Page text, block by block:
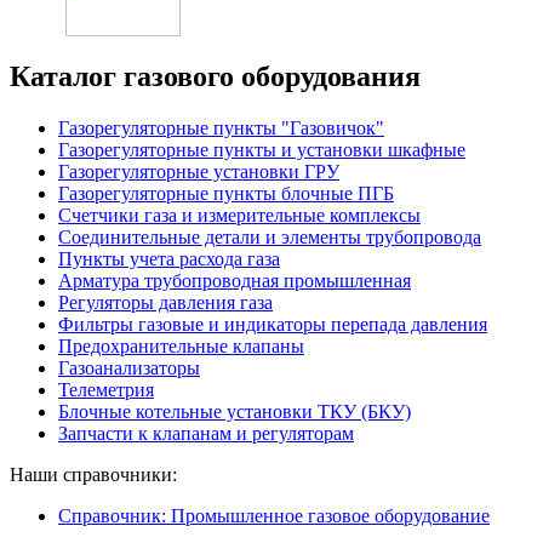
Каталог газового оборудования
Газорегуляторные пункты "Газовичок"
Газорегуляторные пункты и установки шкафные
Газорегуляторные установки ГРУ
Газорегуляторные пункты блочные ПГБ
Счетчики газа и измерительные комплексы
Соединительные детали и элементы трубопровода
Пункты учета расхода газа
Арматура трубопроводная промышленная
Регуляторы давления газа
Фильтры газовые и индикаторы перепада давления
Предохранительные клапаны
Газоанализаторы
Телеметрия
Блочные котельные установки ТКУ (БКУ)
Запчасти к клапанам и регуляторам
Наши справочники:
Справочник: Промышленное газовое оборудование